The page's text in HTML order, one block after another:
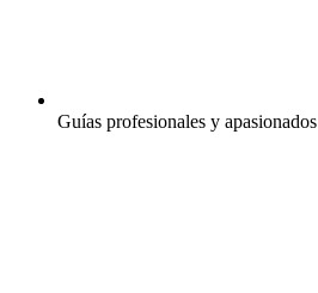
Guías profesionales y apasionados